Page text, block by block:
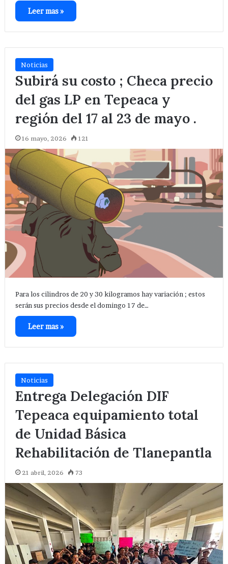
Leer mas »
Noticias
Subirá su costo ; Checa precio
del gas LP en Tepeaca y
región del 17 al 23 de mayo .
16 mayo, 2026 121
Para los cilindros de 20 y 30 kilogramos hay variación ; estos
serán sus precios desde el domingo 17 de…
Leer mas »
Noticias
Entrega Delegación DIF
Tepeaca equipamiento total
de Unidad Básica
Rehabilitación de Tlanepantla
21 abril, 2026 73